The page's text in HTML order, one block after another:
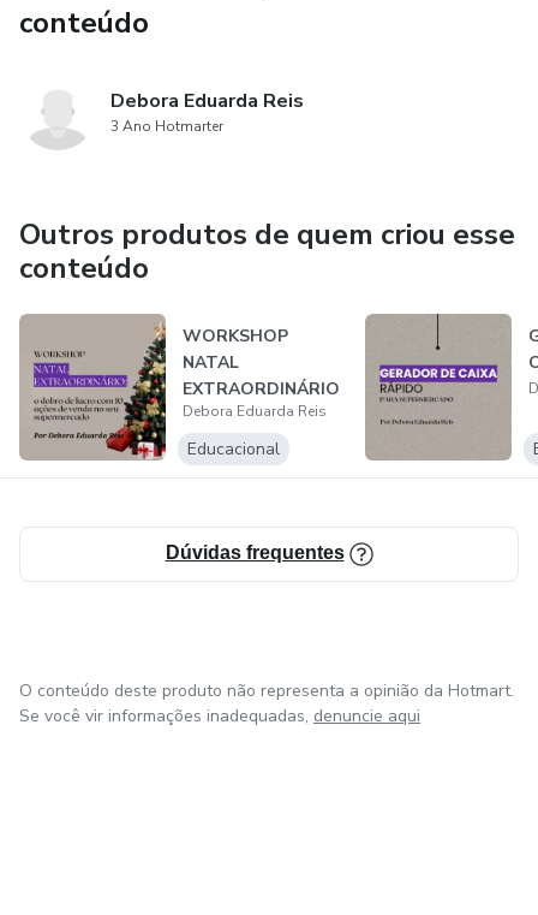
conteúdo
Debora Eduarda Reis
3 Ano Hotmarter
Outros produtos de quem criou esse
conteúdo
WORKSHOP
NATAL
EXTRAORDINÁRIO
Debora Eduarda Reis
Educacional
Dúvidas frequentes
O conteúdo deste produto não representa a opinião da Hotmart.
Se você vir informações inadequadas, denuncie aqui